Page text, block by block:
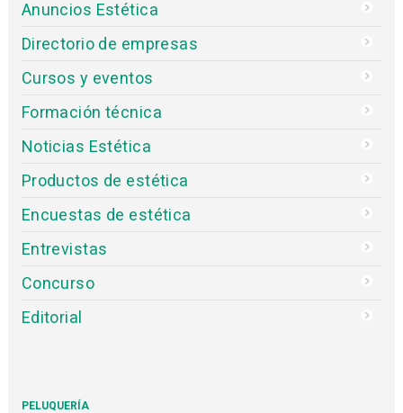
Anuncios Estética
Directorio de empresas
Cursos y eventos
Formación técnica
Noticias Estética
Productos de estética
Encuestas de estética
Entrevistas
Concurso
Editorial
PELUQUERÍA